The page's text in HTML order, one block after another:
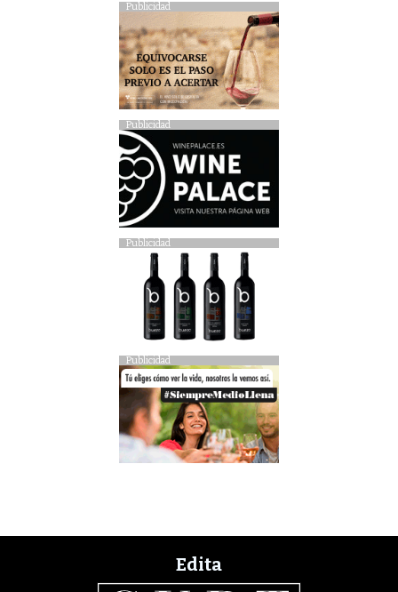
Publicidad
Publicidad
Publicidad
Publicidad
Edita